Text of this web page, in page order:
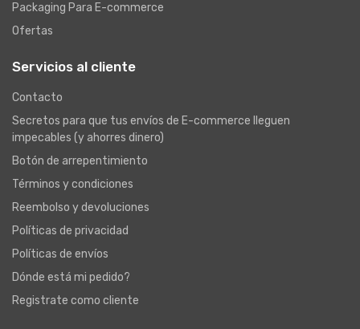
Packaging Para E-commerce
Ofertas
Servicios al cliente
Contacto
Secretos para que tus envíos de E-commerce lleguen
impecables (y ahorres dinero)
Botón de arrepentimiento
Términos y condiciones
Reembolso y devoluciones
Políticas de privacidad
Políticas de envíos
Dónde está mi pedido?
Registrate como cliente